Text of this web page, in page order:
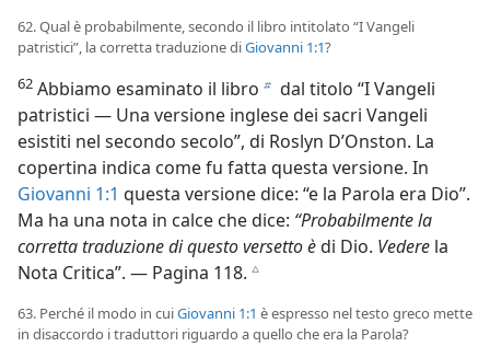
62. Qual è probabilmente, secondo il libro intitolato “I Vangeli
patristici”, la corretta traduzione diGiovanni 1:1?
62 Abbiamo esaminato il libro b dal titolo “I Vangeli
patristici — Una versione inglese dei sacri Vangeli
esistiti nel secondo secolo”, di Roslyn D’Onston. La
copertina indica come fu fatta questa versione. In
Giovanni 1:1 questa versione dice: “e la Parola era Dio”.
Ma ha una nota in calce che dice: “Probabilmente la
corretta traduzione di questo versetto èdi Dio. Vedere la
Nota Critica”. — Pagina 118. c
63. Perché il modo in cuiGiovanni 1:1 è espresso nel testo greco mette
in disaccordo i traduttori riguardo a quello che era la Parola?